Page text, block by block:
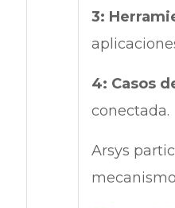
3:
4: Casos
conectada.
Arsys